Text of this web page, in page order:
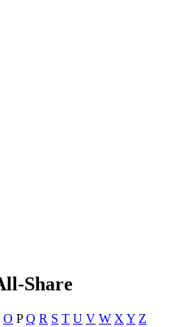
Share
O PQ R S T U V W X Y Z